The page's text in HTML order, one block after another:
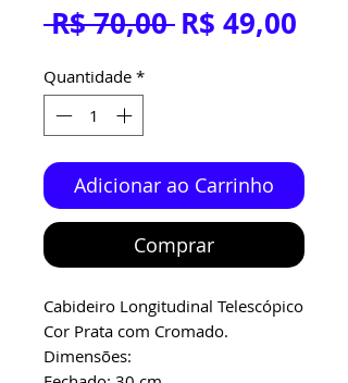
R$ 70,00 Preço
R$ 49,00
Quantidade *
Adicionar ao Carrinho
Comprar
Cabideiro Longitudinal Telescópico
Cor Prata com Cromado.
Dimensões: